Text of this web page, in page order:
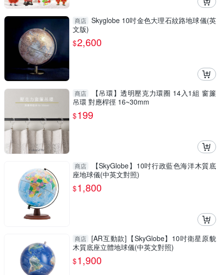
商店 Skyglobe 10吋金色大理石紋路地球儀(英
文版)
$2,600
商店
【吊環】透明壓克力環圈 14入1組 窗簾
吊環 對應桿徑 16~30mm
$199
商店
【SkyGlobe】10吋行政藍色海洋木質底
座地球儀(中英文對照)
$1,800
商店 [AR互動款]【SkyGlobe】10吋衛星原貌
木質底座立體地球儀(中英文對照)
$1,900